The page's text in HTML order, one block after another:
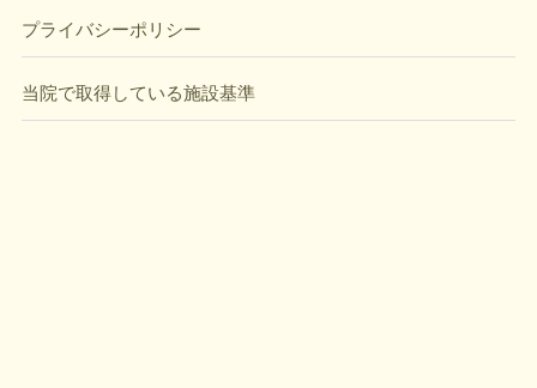
プライバシーポリシー
当院で取得している施設基準